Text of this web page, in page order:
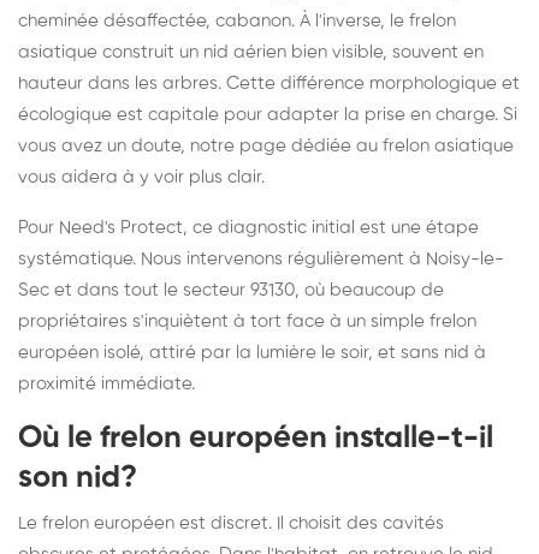
cheminée désaffectée, cabanon. À l'inverse, le frelon
asiatique construit un nid aérien bien visible, souvent en
hauteur dans les arbres. Cette différence morphologique et
écologique est capitale pour adapter la prise en charge. Si
vous avez un doute, notre page dédiée au frelon asiatique
vous aidera à y voir plus clair.
Pour Need's Protect, ce diagnostic initial est une étape
systématique. Nous intervenons régulièrement à Noisy-le-
Sec et dans tout le secteur 93130, où beaucoup de
propriétaires s'inquiètent à tort face à un simple frelon
européen isolé, attiré par la lumière le soir, et sans nid à
proximité immédiate.
Où le frelon européen installe-t-il
son nid?
Le frelon européen est discret. Il choisit des cavités